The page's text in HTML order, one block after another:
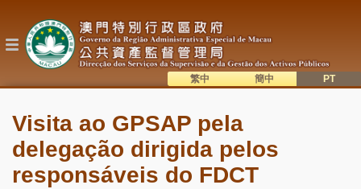
o
conteúdo
Visita ao GPSAP pela
delegação dirigida pelos
responsáveis do FDCT